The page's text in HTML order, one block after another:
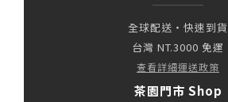
全球配送・快速到貨
台灣 NT.3000 免運
查看詳細運送政策
茶園門市 Shop